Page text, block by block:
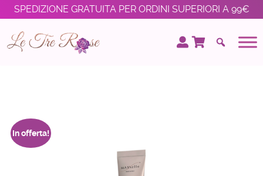
SPEDIZIONE GRATUITA PER ORDINI SUPERIORI A 99€
In offerta!